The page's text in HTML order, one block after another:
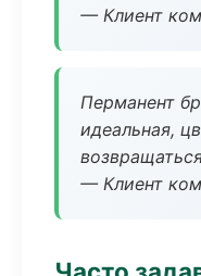
— Клиент
Перманент
идеальная,
— Клиент